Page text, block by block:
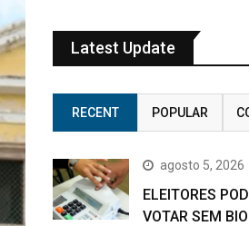
Latest Update
RECENT POPULAR
agosto 5, 2026
ELEITORES
VOTAR SEM